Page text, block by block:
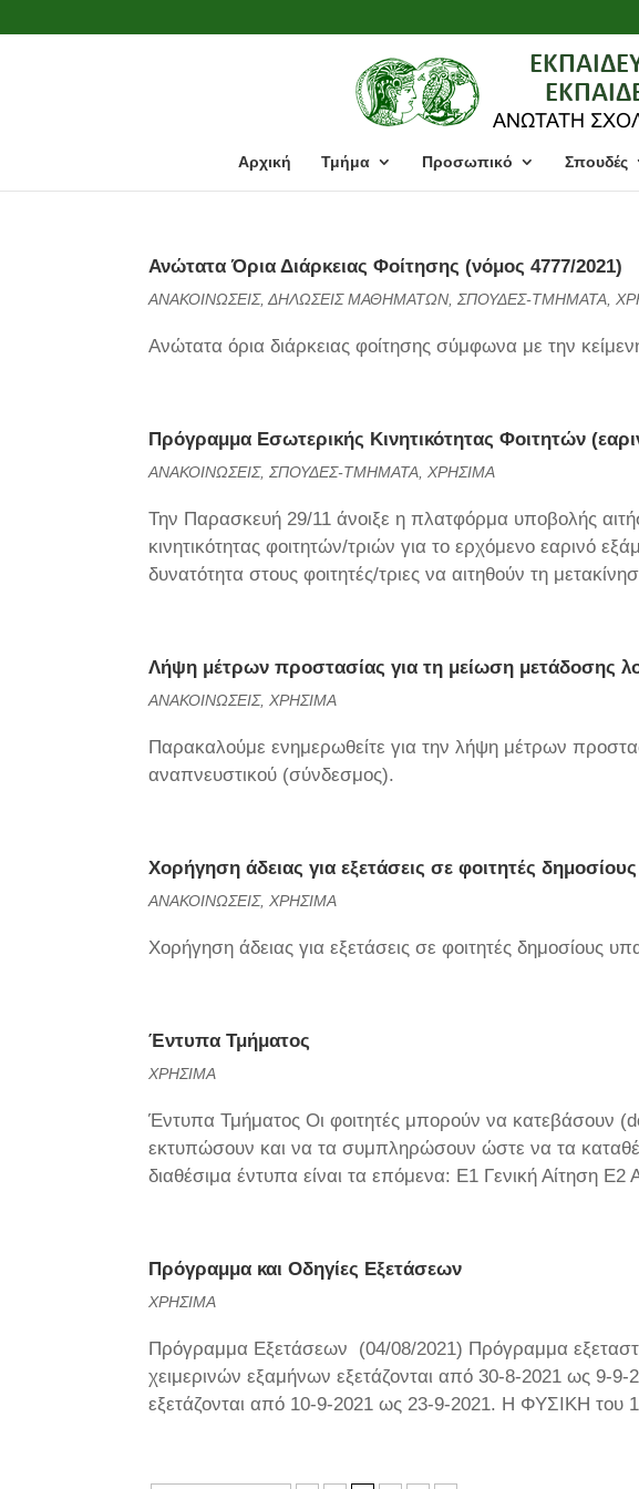
Αρχική Τμήμα Προσωπικό Σπουδές
Ανώτατα Όρια Διάρκειας Φοίτησης (νόμος 4777/2021)
ΑΝΑΚΟΙΝΩΣΕΙΣ,ΔΗΛΩΣΕΙΣ ΜΑΘΗΜΑΤΩΝ ,ΣΠΟΥΔΕΣ-ΤΜΗΜΑΤΑ
Ανώτατα όρια διάρκειας φοίτησης σύμφωνα με την
Πρόγραμμα Εσωτερικής Κινητικότητας Φοιτητών
ΑΝΑΚΟΙΝΩΣΕΙΣ,ΣΠΟΥΔΕΣ-ΤΜΗΜΑΤΑ ΧΡΗΣΙΜΑ
Την Παρασκευή 29/11 άνοιξε η πλατφόρμα υποβολής
κινητικότητας φοιτητών/τριών για το ερχόμενο εαρινό
δυνατότητα στους φοιτητές/τριες να αιτηθούν τη
Λήψη μέτρων προστασίας για τη μείωση μετάδοσης
ΑΝΑΚΟΙΝΩΣΕΙΣ, ΧΡΗΣΙΜΑ
Παρακαλούμε ενημερωθείτε για την λήψη μέτρων
αναπνευστικού (σύνδεσμος).
Χορήγηση άδειας για εξετάσεις σε φοιτητές
ΑΝΑΚΟΙΝΩΣΕΙΣ, ΧΡΗΣΙΜΑ
Χορήγηση άδειας για εξετάσεις σε φοιτητές δημοσίους
Έντυπα Τμήματος
ΧΡΗΣΙΜΑ
Έντυπα Τμήματος Οι φοιτητές μπορούν να κατεβάσουν
εκτυπώσουν και να τα συμπληρώσουν ώστε να τα
διαθέσιμα έντυπα είναι τα επόμενα: Ε1 Γενική Αίτηση
Πρόγραμμα και Οδηγίες Εξετάσεων
ΧΡΗΣΙΜΑ
Πρόγραμμα Εξετάσεων (04/08/2021) Πρόγραμμα
χειμερινών εξαμήνων εξετάζονται από 30-8-2021 ως 9-
εξετάζονται από 10-9-2021 ως 23-9-2021. Η ΦΥΣΙΚΗ του